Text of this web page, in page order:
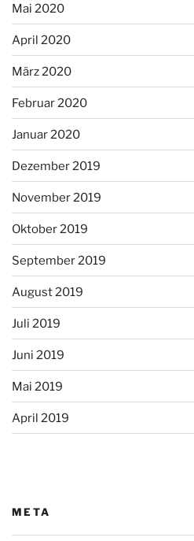
Mai 2020
April 2020
März 2020
Februar 2020
Januar 2020
Dezember 2019
November 2019
Oktober 2019
September 2019
August 2019
Juli 2019
Juni 2019
Mai 2019
April 2019
META